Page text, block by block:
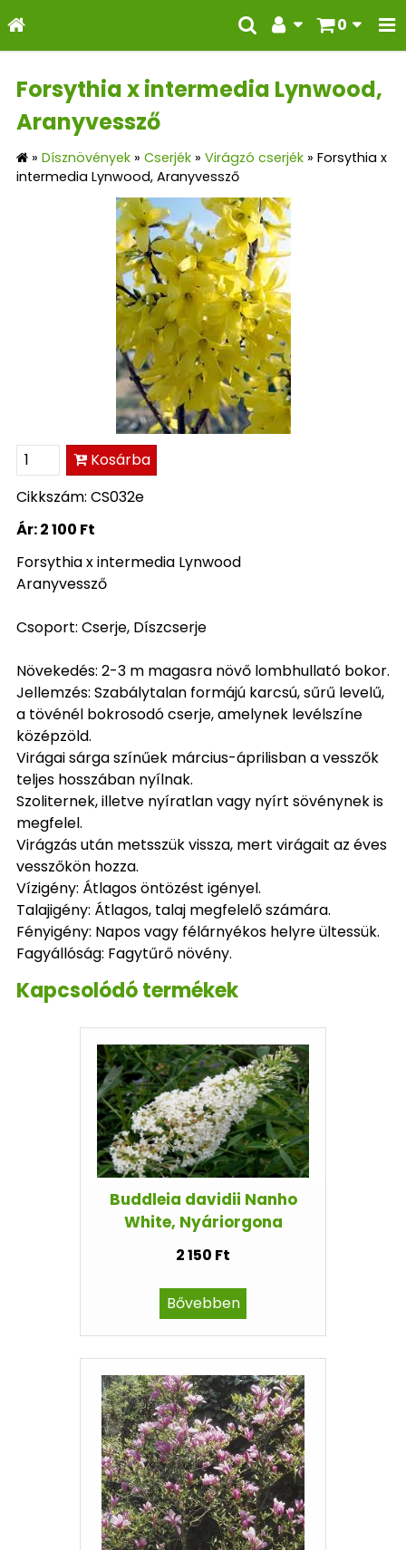
0
Forsythia x intermedia Lynwood,
Aranyvessző
» Dísznövények » Cserjék » Virágzó cserjék » Forsythia x
intermedia Lynwood, Aranyvessző
Kosárba
Cikkszám: CS032e
Ár:2 100 Ft
Forsythia x intermedia Lynwood
Aranyvessző
Csoport: Cserje, Díszcserje
Növekedés: 2-3 m magasra növő lombhullató bokor.
Jellemzés: Szabálytalan formájú karcsú, sűrű levelű,
a tövénél bokrosodó cserje, amelynek levélszíne
középzöld.
Virágai sárga színűek március-áprilisban a vesszők
teljes hosszában nyílnak.
Szoliternek, illetve nyíratlan vagy nyírt sövénynek is
megfelel.
Virágzás után metsszük vissza, mert virágait az éves
vesszőkön hozza.
Vízigény: Átlagos öntözést igényel.
Talajigény: Átlagos, talaj megfelelő számára.
Fényigény: Napos vagy félárnyékos helyre ültessük.
Fagyállóság: Fagytűrő növény.
Kapcsolódó termékek
Buddleia davidii Nanho
White, Nyáriorgona
2 150 Ft
Bővebben